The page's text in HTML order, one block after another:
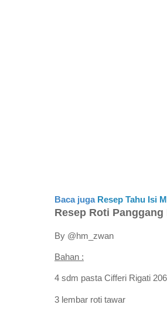
Baca juga Resep Tahu Isi
Resep Roti Panggang
By @hm_zwan
Bahan :
4 sdm pasta Cifferi Rigati
3 lembar roti tawar